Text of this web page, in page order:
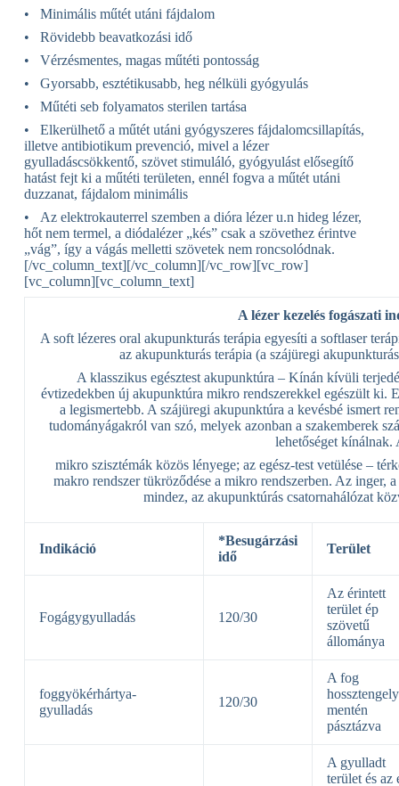
• Minimális műtét utáni fájdalom
• Rövidebb beavatkozási idő
• Vérzésmentes, magas műtéti pontosság
• Gyorsabb, esztétikusabb, heg nélküli gyógyulás
• Műtéti seb folyamatos sterilen tartása
• Elkerülhető a műtét utáni gyógyszeres fájdalomcsillapítás,
illetve antibiotikum prevenció, mivel a lézer
gyulladáscsökkentő, szövet stimuláló, gyógyulást elősegítő
hatást fejt ki a műtéti területen, ennél fogva a műtét utáni
duzzanat, fájdalom minimális
• Az elektrokauterrel szemben a dióra lézer u.n hideg lézer,
hőt nem termel, a diódalézer „kés” csak a szövethez érintve
„vág”, így a vágás melletti szövetek nem roncsolódnak.
[/vc_column_text][/vc_column][/vc_row][vc_row]
[vc_column][vc_column_text]
A lézer kezelés fogászati
A soft lézeres oral akupunkturás terápia egyesíti a softlaser
az akupunkturás terápia (a szájüregi
A klasszikus egésztest akupunktúra – Kínán kívüli
évtizedekben új akupunktúra mikro rendszerekkel egészült ki.
a legismertebb. A szájüregi akupunktúra a kevésbé ismert
tudományágakról van szó, melyek azonban a szakemberek
lehetőséget kínálnak.
mikro szisztémák közös lényege; az egész-test vetülése –
makro rendszer tükröződése a mikro rendszerben. Az inger,
mindez, az akupunktúrás csatornahálózat
Indikáció
*Besugárzási
idő
Terület
Fogágygyulladás 120/30
Az érintett
terület ép
szövetű
állománya
foggyökérhártya-
gyulladás
120/30
A fog
mentén
pásztázva
A gyulladt
terület és az